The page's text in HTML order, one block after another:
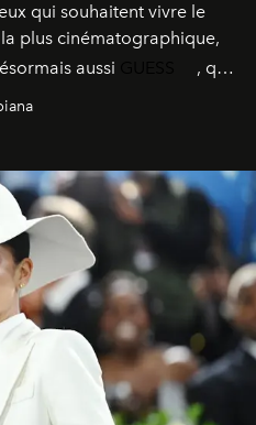
qui souhaitent vivre le
plus cinématographique,
aussi
, qui
hôtels, bateaux et
de style les plus